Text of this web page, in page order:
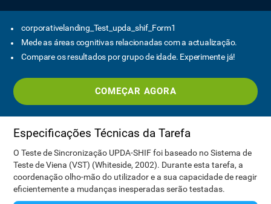
corporativelanding_Test_upda_shif_Form1
Mede as áreas cognitivas relacionadas com a actualização.
Compare os resultados por grupo de idade. Experimente já!
COMEÇAR AGORA
Especificações Técnicas da Tarefa
O Teste de Sincronização UPDA-SHIF foi baseado no Sistema de
Teste de Viena (VST) (Whiteside, 2002). Durante esta tarefa, a
coordenação olho-mão do utilizador e a sua capacidade de reagir
eficientemente a mudanças inesperadas serão testadas.